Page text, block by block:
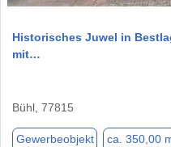
Historisches Juwel in
mit…
Bühl, 77815
Gewerbeobjekt ca. 350,00